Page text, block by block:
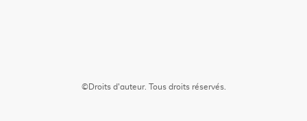
©Droits d'auteur. Tous droits réservés.